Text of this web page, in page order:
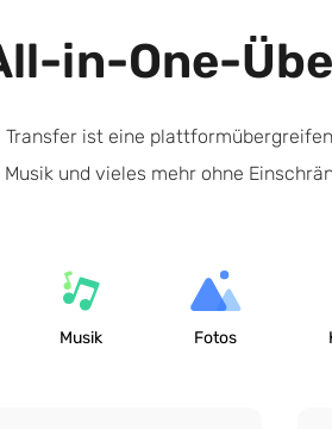
in-One-
Transfer ist eine
Musik und vieles mehr ohne
Musik Fotos